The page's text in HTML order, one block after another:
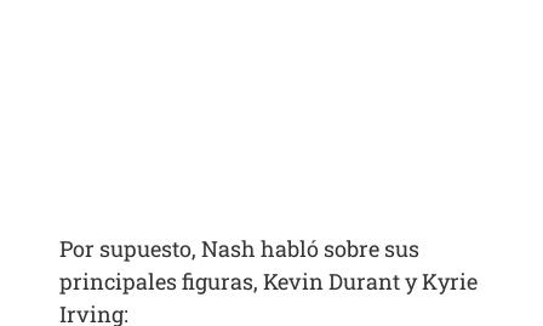
Por supuesto, Nash habló sobre sus
principales figuras, Kevin Durant y Kyrie
Irving: